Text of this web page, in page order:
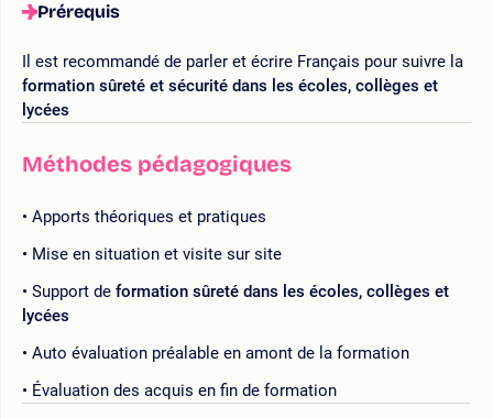
Prérequis
Il est recommandé de parler et écrire Français pour suivre la
formation sûreté et sécurité dans les écoles, collèges et
lycées
Méthodes pédagogiques
Apports théoriques et pratiques
Mise en situation et visite sur site
Support de formation sûreté dans les écoles, collèges et
lycées
Auto évaluation préalable en amont de la formation
Évaluation des acquis en fin de formation